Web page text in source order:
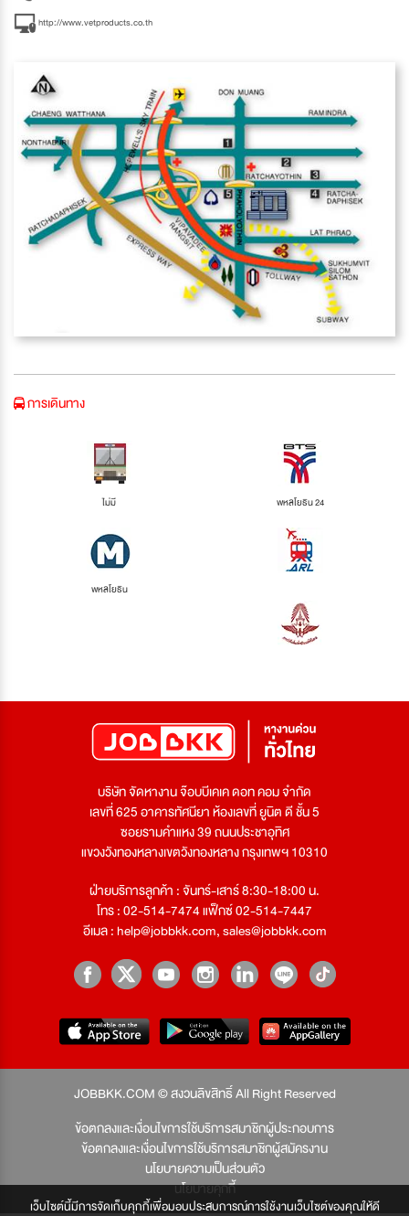
เว็บไซต์นี้มีการจัดเก็บคุกกี้เพื่อมอบประสบการณ์การใช้งานเว็บไซต์ของคุณให้ดี
http://www.vetproducts.co.th
การเดินทาง
ไม่มี พหลโยธิน 24
พหลโยธิน
บริษัท จัดหางาน จ๊อบบีเคเค ดอท คอม จำกัด
เลขที่ 625 อาคารทัศนียา ห้องเลขที่ ยูนิต ดี ชั้น 5
ซอยรามคำแหง 39 ถนนประชาอุทิศ
แขวงวังทองหลางเขตวังทองหลาง กรุงเทพฯ 10310
ฝ่ายบริการลูกค้า : จันทร์-เสาร์ 8:30-18:00 น.
โทร : 02-514-7474 แฟ็กซ์ 02-514-7447
อีเมล :help@jobbkk.com,sales@jobbkk.com
JOBBKK.COM © สงวนลิขสิทธิ์ All Right Reserved
ข้อตกลงและเงื่อนไขการใช้บริการสมาชิกผู้ประกอบการ
ข้อตกลงและเงื่อนไขการใช้บริการสมาชิกผู้สมัครงาน
นโยบายความเป็นส่วนตัว
นโยบายคุกกี้